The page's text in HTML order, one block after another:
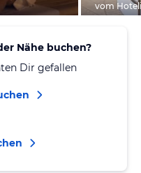
vom
Nähe buchen?
Dir gefallen